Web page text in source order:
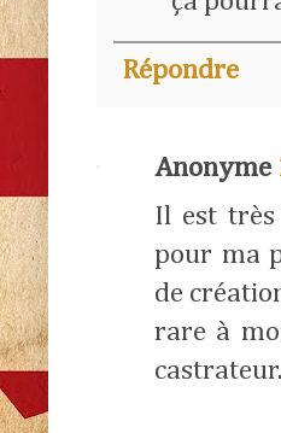
Répondre
Anonyme
Il est très
pour ma
de
rare à